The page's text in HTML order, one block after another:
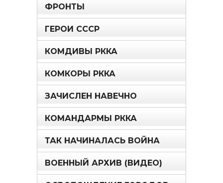
ФРОНТЫ
ГЕРОИ СССР
КОМДИВЫ РККА
КОМКОРЫ РККА
ЗАЧИСЛЕН НАВЕЧНО
КОМАНДАРМЫ РККА
ТАК НАЧИНАЛАСЬ ВОЙНА
ВОЕННЫЙ АРХИВ (ВИДЕО)